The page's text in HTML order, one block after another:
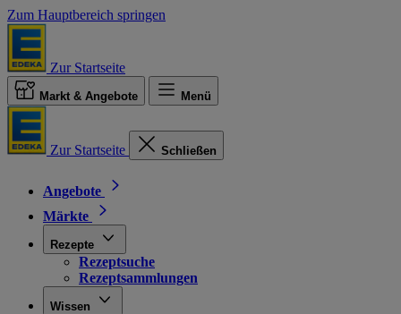
Zum Hauptbereich springen
Zur Startseite
Markt & Angebote Menü
Zur Startseite Schließen
Angebote
Märkte
Rezepte
Rezeptsuche
Rezeptsammlungen
Wissen